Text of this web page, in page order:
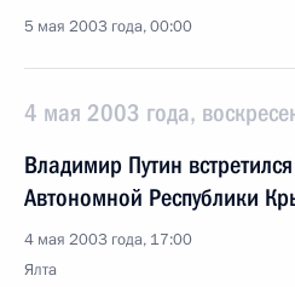
5 мая 2003 года, 00:00
4 мая 2003 года,
Владимир Путин
Автономной Республики
4 мая 2003 года, 17:00
Ялта